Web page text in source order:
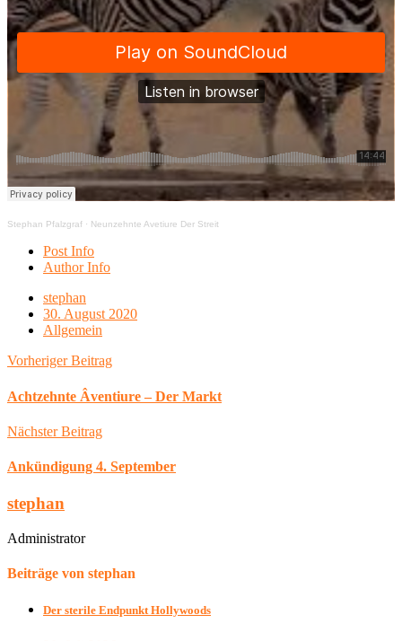
Stephan Pfalzgraf · Neunzehnte Avetiure Der Streit
Post Info
Author Info
stephan
30. August 2020
Allgemein
Vorheriger Beitrag
Achtzehnte Âventiure – Der Markt
Nächster Beitrag
Ankündigung 4. September
stephan
Administrator
Beiträge von stephan
Der sterile Endpunkt Hollywoods